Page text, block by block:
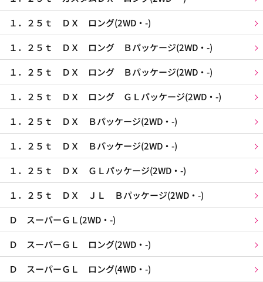
１．２５ｔ ＤＸ ロング(2WD・-)
１．２５ｔ ＤＸ ロング Ｂパッケージ(2WD・-)
１．２５ｔ ＤＸ ロング Ｂパッケージ(2WD・-)
１．２５ｔ ＤＸ ロング ＧＬパッケージ(2WD・-)
１．２５ｔ ＤＸ Ｂパッケージ(2WD・-)
１．２５ｔ ＤＸ Ｂパッケージ(2WD・-)
１．２５ｔ ＤＸ ＧＬパッケージ(2WD・-)
１．２５ｔ ＤＸ ＪＬ Ｂパッケージ(2WD・-)
Ｄ スーパーＧＬ(2WD・-)
Ｄ スーパーＧＬ ロング(2WD・-)
Ｄ スーパーＧＬ ロング(4WD・-)